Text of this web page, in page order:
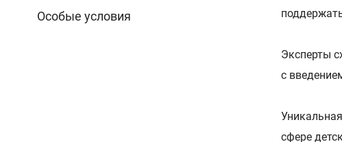
Особые условия
Эксперты
с
сфере